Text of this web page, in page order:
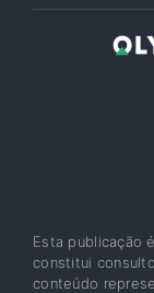
Esta publicação
constitui
conteúdo